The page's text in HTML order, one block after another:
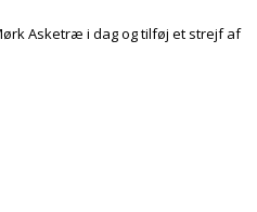
Asketræ i dag og tilføj et strejf af